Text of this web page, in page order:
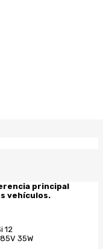
principal
vehículos.
12
35W